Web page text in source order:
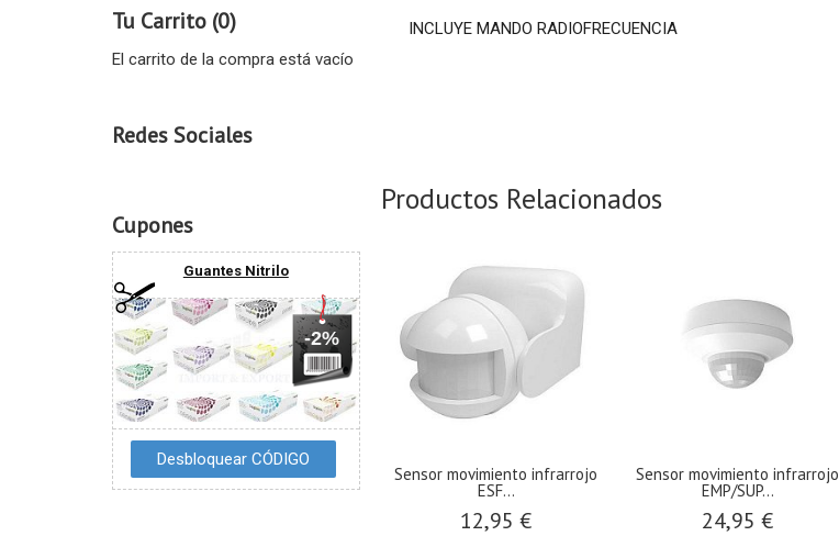
Tu Carrito (0)
El carrito de la compra está vacío
Redes Sociales
Cupones
Guantes Nitrilo
-2%
INCLUYE MANDO RADIOFRECUENCIA
Productos Relacionados
Sensor movimiento infrarrojo
ESF...
12,95 €
Sensor movimiento infrarrojo
EMP/SUP...
24,95 €